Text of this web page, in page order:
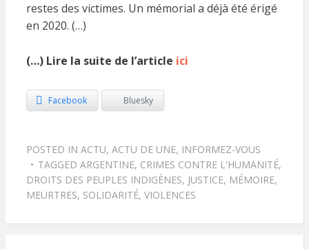
restes des victimes. Un mémorial a déjà été érigé
en 2020. (…)
(…) Lire la suite de l’article ici
Facebook Bluesky
POSTED IN ACTU, ACTU DE UNE, INFORMEZ-VOUS
TAGGED ARGENTINE, CRIMES CONTRE L'HUMANITÉ,
DROITS DES PEUPLES INDIGÈNES, JUSTICE, MÉMOIRE,
MEURTRES, SOLIDARITÉ, VIOLENCES